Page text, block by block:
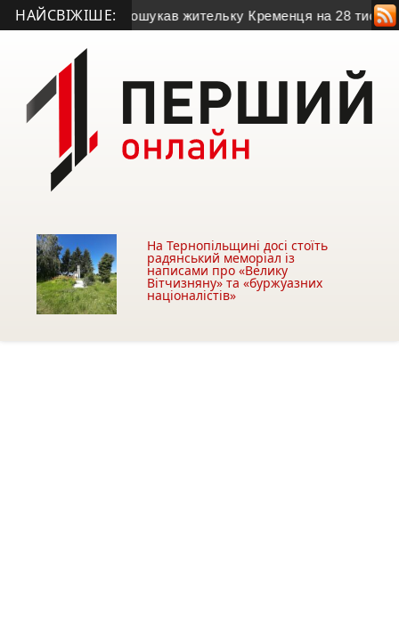
НАЙСВІЖІШЕ:ошукав жительку Кременця на 28 тисяч гривень
На Тернопільщині досі стоїть
радянський меморіал із
написами про «Велику
Вітчизняну» та «буржуазних
націоналістів»